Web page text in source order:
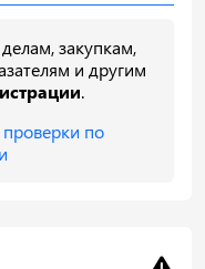
закупкам,
и другим
.
по